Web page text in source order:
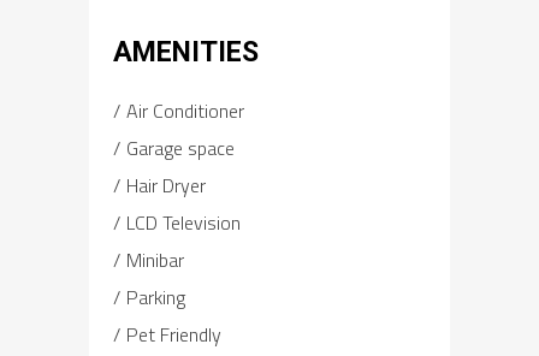
AMENITIES
Air Conditioner
Garage space
Hair Dryer
LCD Television
Minibar
Parking
Pet Friendly